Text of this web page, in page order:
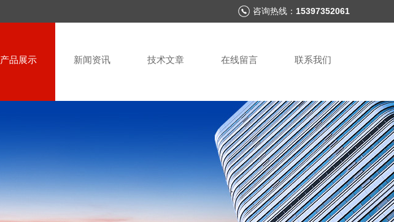
咨询热线： 15397352061
产品展示 新闻资讯 技术文章 在线留言 联系我们